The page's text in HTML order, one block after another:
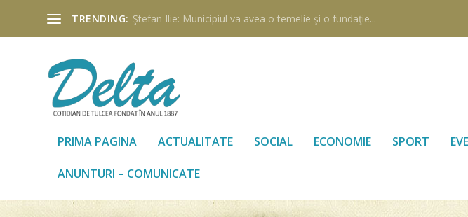
TRENDING: Ştefan Ilie: Municipiul va avea o temelie şi o fundaţie...
PRIMA PAGINA ACTUALITATE SOCIAL ECONOMIE SPORT
ANUNTURI – COMUNICATE